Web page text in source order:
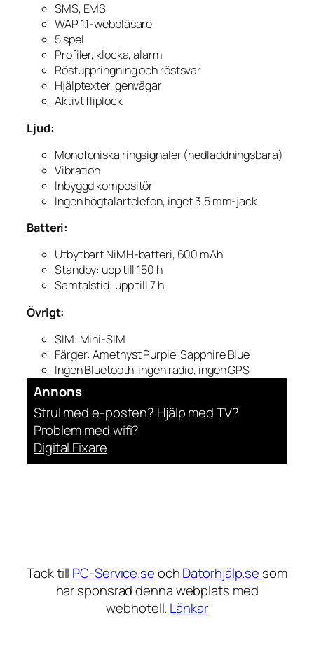
SMS, EMS
WAP 1.1-webbläsare
5 spel
Profiler, klocka, alarm
Röstuppringning och röstsvar
Hjälptexter, genvägar
Aktivt fliplock
Ljud:
Monofoniska ringsignaler (nedladdningsbara)
Vibration
Inbyggd kompositör
Ingen högtalartelefon, inget 3.5 mm-jack
Batteri:
Utbytbart NiMH-batteri, 600 mAh
Standby: upp till 150 h
Samtalstid: upp till 7 h
Övrigt:
SIM: Mini-SIM
Färger: Amethyst Purple, Sapphire Blue
Ingen Bluetooth, ingen radio, ingen GPS
Annons
Strul med e-posten? Hjälp med TV?
Problem med wifi?
Digital Fixare
Tack till PC-Service.seochDatorhjälp.se som
har sponsrad denna webplats med
webhotell. Länkar